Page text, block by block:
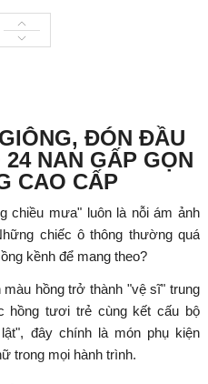
ĐÓN ĐẦU
NAN GẤP GỌN
CAO CẤP
chiều mưa" luôn là nỗi ám ảnh
chiếc ô thông thường quá
kềnh để mang theo?
màu hồngtrở thành "vệ sĩ" trung
hồng tươi trẻ cùng kết cấu bộ
đây chính là món phụ kiện
trong mọi hành trình.